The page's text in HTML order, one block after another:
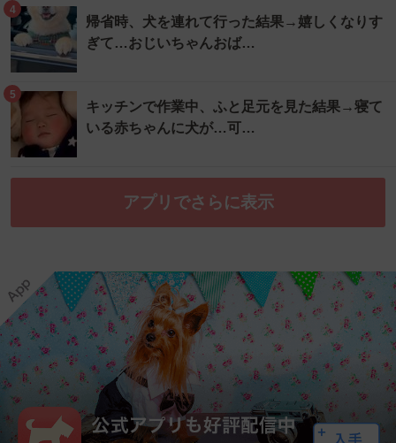
4
帰省時、犬を連れて行った結果→嬉しくなりす
ぎて…おじいちゃんおば…
5
キッチンで作業中、ふと足元を見た結果→寝て
いる赤ちゃんに犬が…可…
アプリでさらに表示